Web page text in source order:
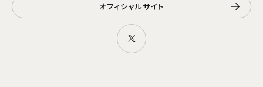
オフィシャルサイト